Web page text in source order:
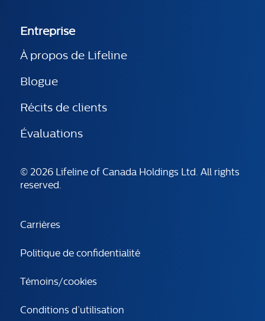
Entreprise
À propos de Lifeline
Blogue
Récits de clients
Évaluations
© 2026 Lifeline of Canada Holdings Ltd. All rights
reserved.
Carrières
Politique de confidentialité
Témoins/cookies
Conditions d’utilisation